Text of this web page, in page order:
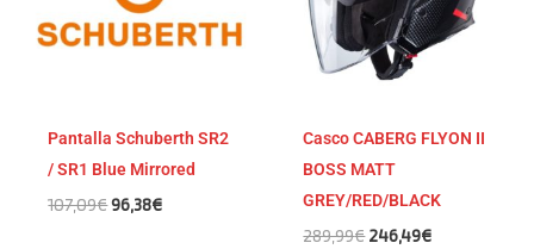
Pantalla Schuberth SR2
/ SR1 Blue Mirrored
107,09€96,38€
Casco CABERG FLYON II
BOSS MATT
GREY/RED/BLACK
289,99€246,49€